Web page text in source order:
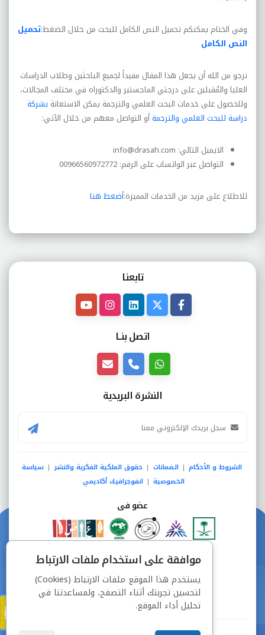
وفي الختام يمكنكم تحميل النص الكامل للبحث من خلال الضغط:تحميل
النص الكامل
نرجو من الله أن يجعل هذا المقال مفيداً لجميع الباحثين وطلاب الدراسات
العليا والمُقبلين على درجتي الماجستير والدكتوراه في مختلف المجالات،
وللحصول على خدمات البحث العلمي والترجمة يمكن الاستعانة بشركة
دراسة للبحث العلمي والترجمةأو التواصل معهم من خلال الآتي:
الايميل التالي: info@drasah.com
التواصل عبر الواتساب على الرقم: 00966560972772
للاطلاع على مزيد من الخدمات المميزة:أضغط هنا
تابعنـا
اتصل بنــا
النشرة البريدية
الشروط و الأحكام | الضمانات | حقوق الملكية الفكرية والنشر | سياسة
الخصوصية | انفوجرافيك أكاديمي
عضو فى
دفع آمن من خلال
موافقة على استخدام ملفات الارتباط
يستخدم هذا الموقع ملفات الارتباط (Cookies)
لتحسين تجربتك أثناء التصفح، ولمساعدتنا في
تحليل أداء الموقع.